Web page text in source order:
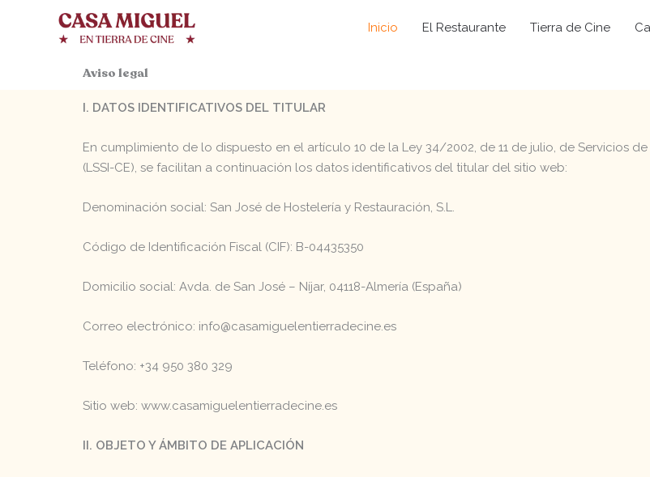
Inicio El Restaurante Tierra de Cine
Aviso legal
I. DATOS IDENTIFICATIVOS DEL TITULAR
En cumplimiento de lo dispuesto en el artículo 10 de la Ley 34/2002, de 11 de julio, de Servicios
(LSSI-CE), se facilitan a continuación los datos identificativos del titular del sitio web:
Denominación social: San José de Hostelería y Restauración, S.L.
Código de Identificación Fiscal (CIF): B-04435350
Domicilio social: Avda. de San José – Níjar, 04118-Almería (España)
Correo electrónico: info@casamiguelentierradecine.es
Teléfono: +34 950 380 329
Sitio web: www.casamiguelentierradecine.es
II. OBJETO Y ÁMBITO DE APLICACIÓN